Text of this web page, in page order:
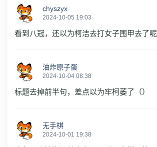
chyszyx
2024-10-05 19:03
看到八冠，还以为柯洁去打女子围甲去了呢
油炸原子蛋
2024-10-04 08:38
标题去掉前半句，差点以为牢柯萎了（）
无手棋
2024-10-01 19:38